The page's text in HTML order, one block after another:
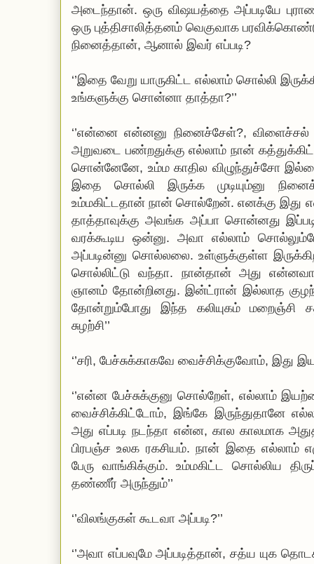
அடைந்தான். ஒரு விஷயத்தை அப்படியே
ஒரு புத்திசாலித்தனம் வெகுவாக
நினைத்தான், ஆனால் இவர் எப்படி?
‘’இதை வேறு யாருகிட்ட எல்லாம் சொல்லி
உங்களுக்கு சொன்னா தாத்தா?’’
‘’என்னை என்னனு நினைச்சேள்?, விளைச்சல்
அறுவடை பண்றதுக்கு எல்லாம் நான்
சொன்னேனே, உம்ம காதில விழுந்துச்சோ
இதை சொல்லி இருக்க முடியும்னு
உம்மகிட்டதான் நான் சொல்றேன். எனக்கு
தாத்தாவுக்கு அவங்க அப்பா சொன்னது
வரக்கூடிய ஒன்னு. அவா எல்லாம்
அப்படின்னு சொல்லலை. உள்ளுக்குள்ள
சொல்லிட்டு வந்தா. நான்தான் அது
ஞானம் தோன்றினது. இன்ட்ரான் இல்லாத
தோன்றும்போது இந்த கலியுகம் மறைஞ்சி
சுழற்சி’’
‘’சரி, பேச்சுக்காகவே வைச்சிக்குவோம், இது
‘’என்ன பேச்சுக்குனு சொல்றேள், எல்லாம்
வைச்சிக்கிட்டோம், இங்கே இருந்துதானே
அது எப்படி நடந்தா என்ன, கால காலமாக
பிரபஞ்ச உலக ரகசியம். நான் இதை எல்லாம்
பேரு வாங்கிக்கும். உம்மகிட்ட சொல்லிய
தண்ணீர் அருந்தும்’’
‘’விலங்குகள் கூடவா அப்படி?’’
‘’அவா எப்பவுமே அப்படித்தான், சத்ய யுக